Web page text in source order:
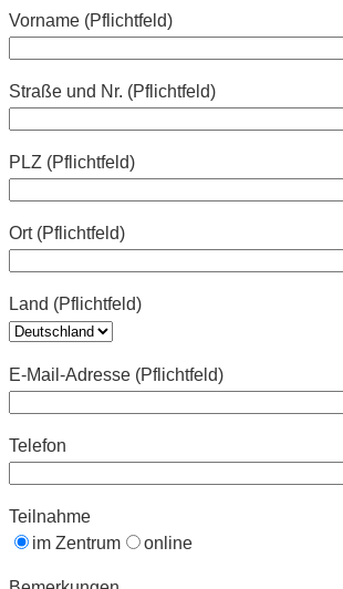
Vorname (Pflichtfeld)
Straße und Nr. (Pflichtfeld)
PLZ (Pflichtfeld)
Ort (Pflichtfeld)
Land (Pflichtfeld)
E-Mail-Adresse (Pflichtfeld)
Telefon
Teilnahme
im Zentrum
online